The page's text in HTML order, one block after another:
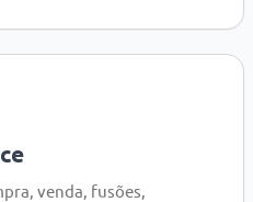
venda, fusões,